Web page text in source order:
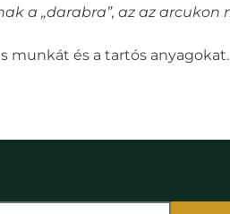
a „darabra”, az az arcukon
munkát és a tartós anyagokat.